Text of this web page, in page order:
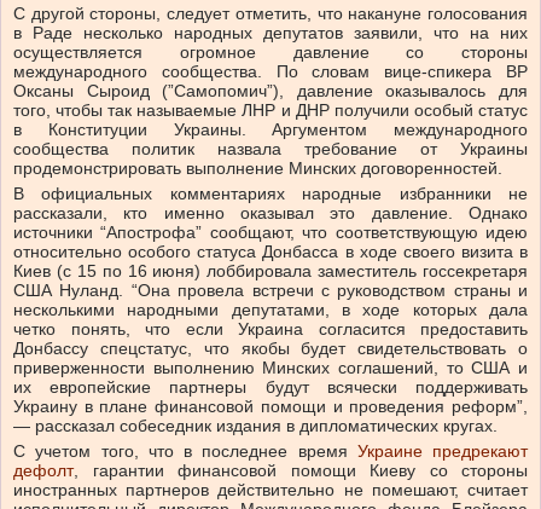
С другой стороны, следует отметить, что накануне голосования
в Раде несколько народных депутатов заявили, что на них
осуществляется огромное давление со стороны
международного сообщества. По словам вице-спикера ВР
Оксаны Сыроид (”Самопомич”), давление оказывалось для
того, чтобы так называемые ЛНР и ДНР получили особый статус
в Конституции Украины. Аргументом международного
сообщества политик назвала требование от Украины
продемонстрировать выполнение Минских договоренностей.
В официальных комментариях народные избранники не
рассказали, кто именно оказывал это давление. Однако
источники “Апострофа” сообщают, что соответствующую идею
относительно особого статуса Донбасса в ходе своего визита в
Киев (с 15 по 16 июня) лоббировала заместитель госсекретаря
США Нуланд. “Она провела встречи с руководством страны и
несколькими народными депутатами, в ходе которых дала
четко понять, что если Украина согласится предоставить
Донбассу спецстатус, что якобы будет свидетельствовать о
приверженности выполнению Минских соглашений, то США и
их европейские партнеры будут всячески поддерживать
Украину в плане финансовой помощи и проведения реформ”,
— рассказал собеседник издания в дипломатических кругах.
С учетом того, что в последнее время Украине предрекают
дефолт, гарантии финансовой помощи Киеву со стороны
иностранных партнеров действительно не помешают, считает